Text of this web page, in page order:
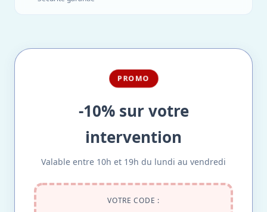
PROMO
-10% sur votre
intervention
Valable entre 10h et 19h du lundi au vendredi
VOTRE CODE :